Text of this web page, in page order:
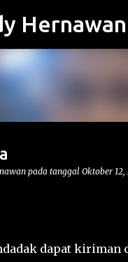
Hernawan
pada tanggal Oktober 12,
dapat kiriman